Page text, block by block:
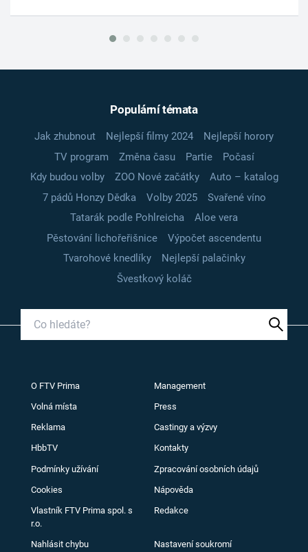
Populární témata
Jak zhubnout Nejlepší filmy 2024
Nejlepší horory
TV program
Změna času Partie
Počasí
Kdy budou volby
ZOO Nové začátky
Auto – katalog
7 pádů Honzy Dědka
Volby 2025
Svařené víno
Tatarák podle Pohlreicha
Aloe vera
Pěstování lichořeřišnice
Výpočet ascendentu
Tvarohové knedlíky
Nejlepší palačinky
Švestkový koláč
O FTV Prima Management
Volná místa Press
Reklama Castingy a výzvy
HbbTV Kontakty
Podmínky užívání Zpracování osobních údajů
Cookies Nápověda
Vlastník FTV Prima spol. s
r.o.
Redakce
Nahlásit chybu Nastavení soukromí